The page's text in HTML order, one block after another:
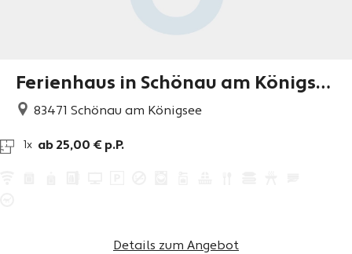
Ferienhaus in Schönau am Königse
e 83471 Schönau am Königsee
1x ab 25,00 € p.P.
Details zum Angebot